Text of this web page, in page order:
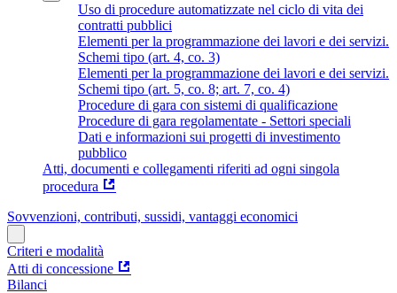
Uso di procedure automatizzate nel ciclo di vita dei
contratti pubblici
Elementi per la programmazione dei lavori e dei servizi.
Schemi tipo (art. 4, co. 3)
Elementi per la programmazione dei lavori e dei servizi.
Schemi tipo (art. 5, co. 8; art. 7, co. 4)
Procedure di gara con sistemi di qualificazione
Procedure di gara regolamentate - Settori speciali
Dati e informazioni sui progetti di investimento
pubblico
Atti, documenti e collegamenti riferiti ad ogni singola
procedura
Sovvenzioni, contributi, sussidi, vantaggi economici
Criteri e modalità
Atti di concessione
Bilanci